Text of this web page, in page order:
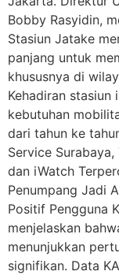
Bobby Rasyidin,
Stasiun Jatake
panjang untuk
khususnya di
Kehadiran stasiun
kebutuhan
dari tahun ke
Service
dan iWatch
Penumpang Jadi
Positif Pengguna
menjelaskan
menunjukkan
signifikan. Data